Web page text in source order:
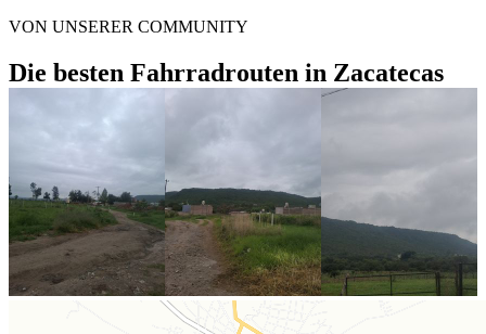
VON UNSERER COMMUNITY
Die besten Fahrradrouten in Zacatecas